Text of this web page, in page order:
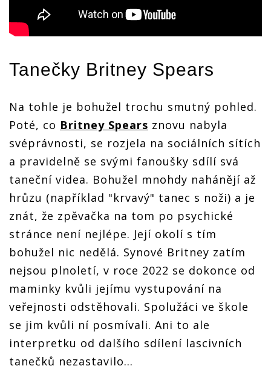
Tanečky Britney Spears
Na tohle je bohužel trochu smutný pohled.
Poté, co Britney Spears znovu nabyla
svéprávnosti, se rozjela na sociálních sítích
a pravidelně se svými fanoušky sdílí svá
taneční videa. Bohužel mnohdy nahánějí až
hrůzu (například "krvavý" tanec s noži) a je
znát, že zpěvačka na tom po psychické
stránce není nejlépe. Její okolí s tím
bohužel nic nedělá. Synové Britney zatím
nejsou plnoletí, v roce 2022 se dokonce od
maminky kvůli jejímu vystupování na
veřejnosti odstěhovali. Spolužáci ve škole
se jim kvůli ní posmívali. Ani to ale
interpretku od dalšího sdílení lascivních
tanečků nezastavilo…